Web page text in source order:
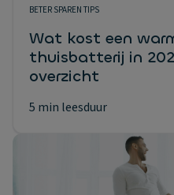
BETER SPAREN TIPS
Wat kost een
thuisbatterij in
overzicht
5 min leesduur